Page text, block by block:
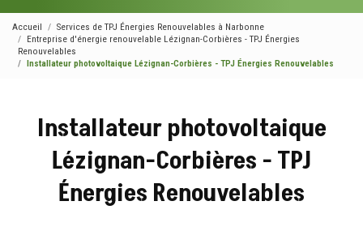
Accueil
Services de TPJ Énergies Renouvelables à Narbonne
Entreprise d'énergie renouvelable Lézignan-Corbières - TPJ Énergies
Renouvelables
Installateur photovoltaique Lézignan-Corbières - TPJ Énergies Renouvelables
Installateur photovoltaique
Lézignan-Corbières - TPJ
Énergies Renouvelables